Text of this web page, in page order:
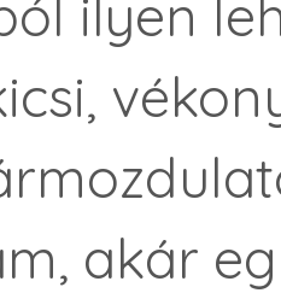
ilyen
akár